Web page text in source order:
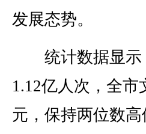
发展态势。
统计数据显示
1.12亿人次，全市
元，保持两位数